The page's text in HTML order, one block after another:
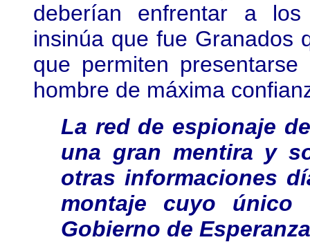
deberían enfrentar a los
insinúa que fue Granados
que permiten
hombre de máxima
La red de espionaje
una gran mentira y
otras informaciones
montaje cuyo
Gobierno de